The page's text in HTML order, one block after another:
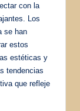
con la
Los
se han
estos
estéticas y
tendencias
que refleje